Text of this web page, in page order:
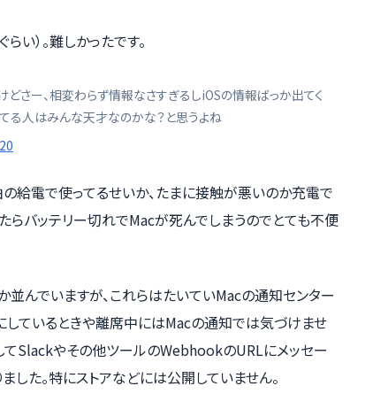
い）。難しかったです。
どさー、相変わらず情報なさすぎるしiOSの情報ばっか出てく
る人はみんな天才なのかな？と思うよね
給電で使ってるせいか、たまに接触が悪いのか充電で
らバッテリー切れでMacが死んでしまうのでとても不便
並んでいますが、これらはたいていMacの通知センター
しているときや離席中にはMacの通知では気づけませ
てSlackやその他ツールのWebhookのURLにメッセー
た。特にストアなどには公開していません。